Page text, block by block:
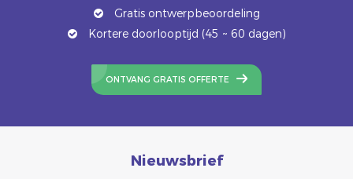
Gratis ontwerpbeoordeling
Kortere doorlooptijd (45 ~ 60 dagen)
ONTVANG GRATIS OFFERTE
Nieuwsbrief